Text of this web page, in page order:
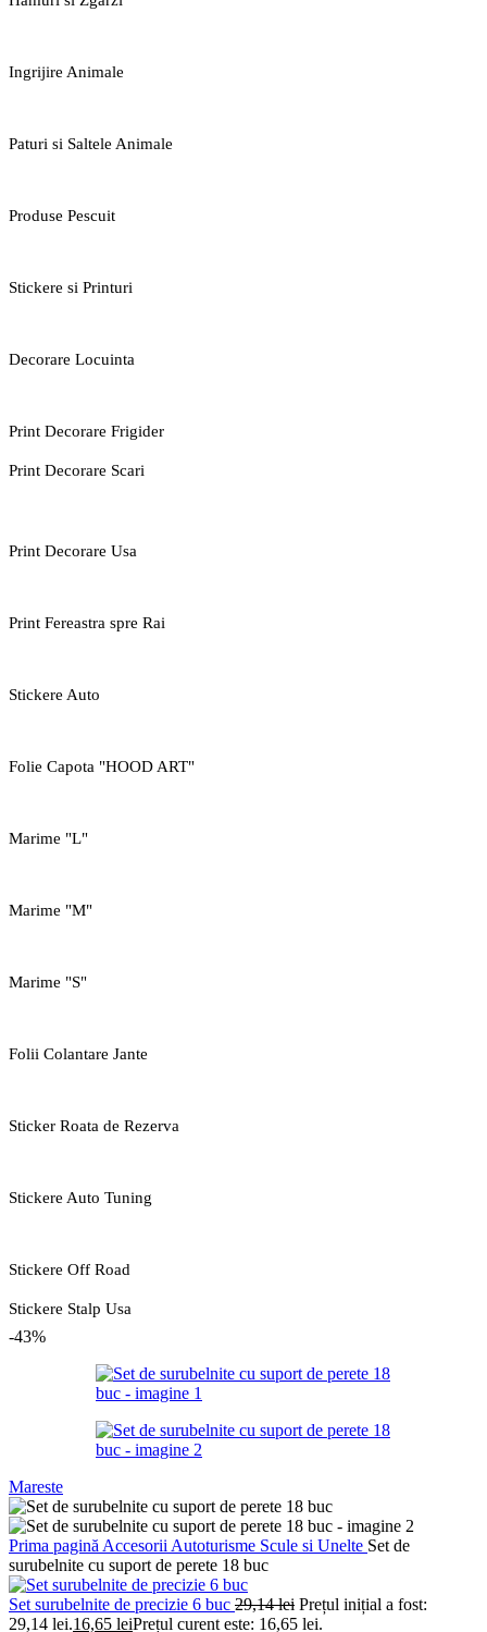
Ingrijire Animale
Paturi si Saltele Animale
Produse Pescuit
Stickere si Printuri
Decorare Locuinta
Print Decorare Frigider
Print Decorare Scari
Print Decorare Usa
Print Fereastra spre Rai
Stickere Auto
Folie Capota "HOOD ART"
Marime "L"
Marime "M"
Marime "S"
Folii Colantare Jante
Sticker Roata de Rezerva
Stickere Auto Tuning
Stickere Off Road
Stickere Stalp Usa
-43%
Mareste
Prima pagină Accesorii Autoturisme Scule si Unelte Set de
surubelnite cu suport de perete 18 buc
Set surubelnite de precizie 6 buc 29,14lei Prețul inițial a fost:
29,14 lei.16,65 leiPrețul curent este: 16,65 lei.